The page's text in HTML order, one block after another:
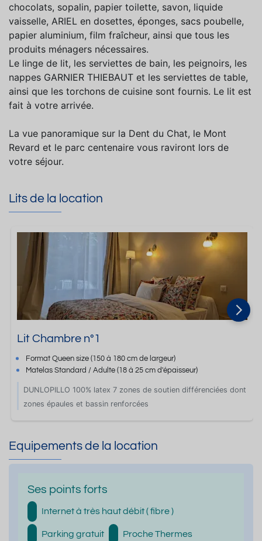
chocolats, sopalin, papier toilette, savon, liquide
vaisselle, ARIEL en dosettes, éponges, sacs poubelle,
papier aluminium, film fraîcheur, ainsi que tous les
produits ménagers nécessaires.
Le linge de lit, les serviettes de bain, les peignoirs, les
nappes GARNIER THIEBAUT et les serviettes de table,
ainsi que les torchons de cuisine sont fournis. Le lit est
fait à votre arrivée.
La vue panoramique sur la Dent du Chat, le Mont
Revard et le parc centenaire vous raviront lors de
votre séjour.
Lits de la location
Lit Chambre n°1
FormatQueen size (150 à 180 cm de largeur)
Matelas Standard / Adulte(18 à 25 cm d'épaisseur)
DUNLOPILLO 100% latex 7 zones de soutien différenciées dont
zones épaules et bassin renforcées
Equipements de la location
Ses points forts
Internet à très haut débit ( fibre )
Parking gratuit Proche Thermes